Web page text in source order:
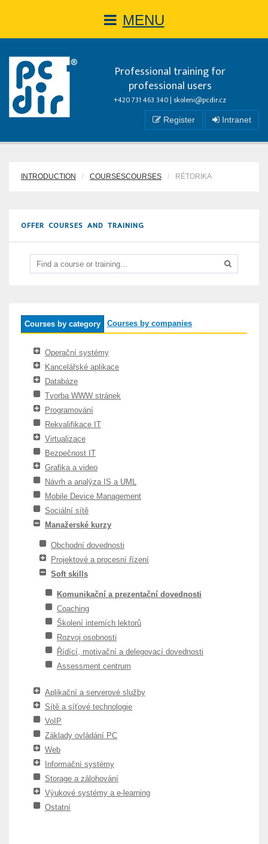
MENU
Professional training for
professional users
+420 731 463 340 | skoleni@pcdir.cz
Register Intranet
INTRODUCTION COURSESCOURSES RÉTORIKA
OFFER COURSES AND TRAINING
Courses by category Courses by companies
Operační systémy
Kancelářské aplikace
Databáze
Tvorba WWW stránek
Programování
Rekvalifikace IT
Virtualizace
Bezpečnost IT
Grafika a video
Návrh a analýza IS a UML
Mobile Device Management
Sociální sítě
Manažerské kurzy
Obchodní dovednosti
Projektové a procesní řízení
Soft skills
Komunikační a prezentační dovednosti
Coaching
Školení interních lektorů
Rozvoj osobnosti
Řídící, motivační a delegovací dovednosti
Assessment centrum
Aplikační a serverové služby
Sítě a síťové technologie
VoIP
Základy ovládání PC
Web
Informační systémy
Storage a zálohování
Výukové systémy a e-learning
Ostatní